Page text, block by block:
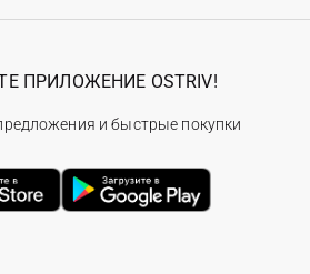
ПРИЛОЖЕНИЕ OSTRIV!
и быстрые покупки